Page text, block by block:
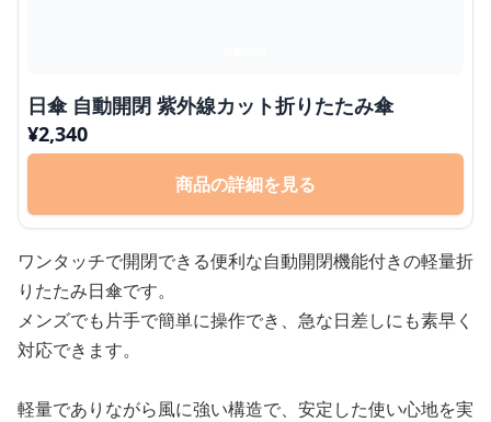
日傘 自動開閉 紫外線カット折りたたみ傘
¥2,340
商品の詳細を見る
ワンタッチで開閉できる便利な自動開閉機能付きの軽量折
りたたみ日傘です。
メンズでも片手で簡単に操作でき、急な日差しにも素早く
対応できます。
軽量でありながら風に強い構造で、安定した使い心地を実